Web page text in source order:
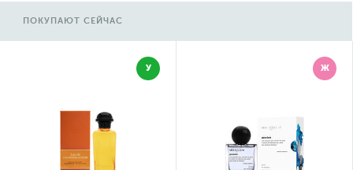
ПОКУПАЮТ СЕЙЧАС
У Ж